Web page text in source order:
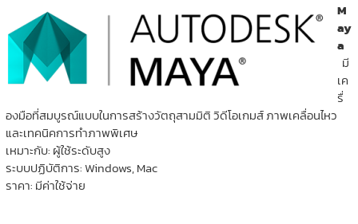
M
ay
a
มี
เค
รื่
องมือที่สมบูรณ์แบบในการสร้างวัตถุสามมิติ วิดีโอเกมส์ ภาพเคลื่อนไหว
และเทคนิคการทำภาพพิเศษ
เหมาะกับ: ผู้ใช้ระดับสูง
ระบบปฏิบัติการ: Windows, Mac
ราคา: มีค่าใช้จ่าย